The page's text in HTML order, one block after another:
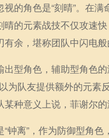
视的角色是“刻晴”。在
晴的元素战技不仅攻速
余，堪称团队中闪电般
出型角色，辅助型角色
为队友提供额外的元
某种意义上说，菲谢尔
“钟离”，作为防御型角